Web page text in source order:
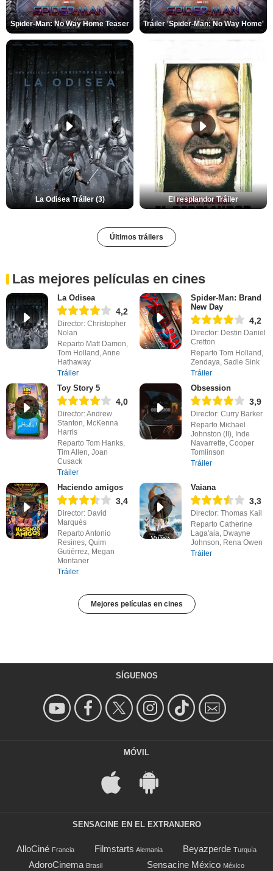
Spider-Man: No Way Home Teaser Tráiler 'Spider-Man: No Way Home'
La Odisea Tráiler (3) El resplandor Tráiler
Últimos tráilers
Las mejores películas en cines
La Odisea
4,2
Director: Christopher
Nolan
Reparto Matt Damon,
Tom Holland, Anne
Hathaway
Tráiler
Spider-Man: Brand
New Day
4,2
Director: Destin Daniel
Cretton
Reparto Tom Holland,
Zendaya, Sadie Sink
Tráiler
Toy Story 5
4,0
Director: Andrew
Stanton, McKenna
Harris
Reparto Tom Hanks,
Tim Allen, Joan
Cusack
Tráiler
Obsession
3,9
Director: Curry Barker
Reparto Michael
Johnston (II), Inde
Navarrette, Cooper
Tomlinson
Tráiler
Haciendo amigos
3,4
Director: David
Marqués
Reparto Antonio
Resines, Quim
Gutiérrez, Megan
Montaner
Tráiler
Vaiana
3,3
Director: Thomas Kail
Reparto Catherine
Laga'aia, Dwayne
Johnson, Rena Owen
Tráiler
Mejores películas en cines
SÍGUENOS
MÓVIL
SENSACINE EN EL EXTRANJERO
AlloCiné Francia Filmstarts Alemania Beyazperde Turquía
AdoroCinema Brasil Sensacine México México